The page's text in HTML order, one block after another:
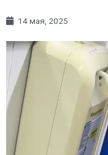
14 мая, 2025